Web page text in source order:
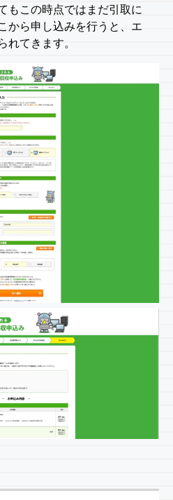
もこの時点ではまだ引取に
から申し込みを行うと、エ
れてきます。